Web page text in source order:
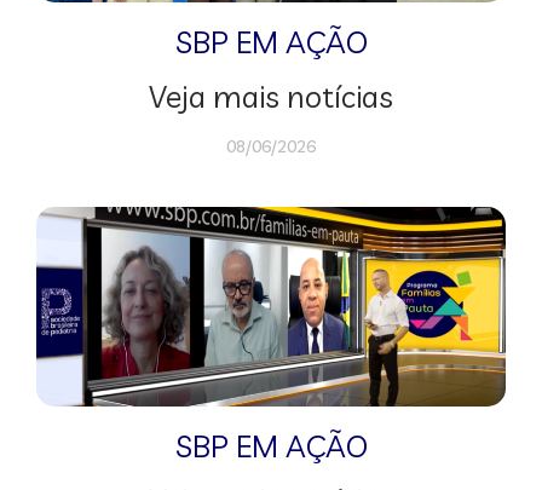
SBP EM AÇÃO
Veja mais notícias
08/06/2026
SBP EM AÇÃO